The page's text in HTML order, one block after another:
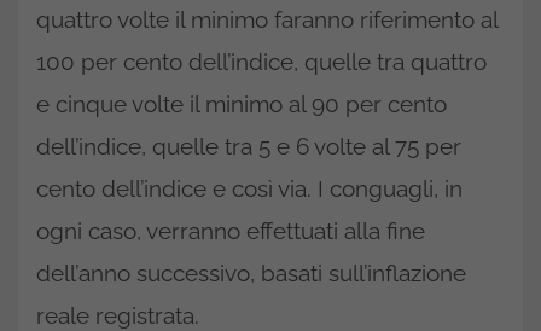
quattro volte il minimo faranno riferimento al
100 per cento dell’indice, quelle tra quattro
e cinque volte il minimo al 90 per cento
dell’indice, quelle tra 5 e 6 volte al 75 per
cento dell’indice e così via. I conguagli, in
ogni caso, verranno effettuati alla fine
dell’anno successivo, basati sull’inflazione
reale registrata.